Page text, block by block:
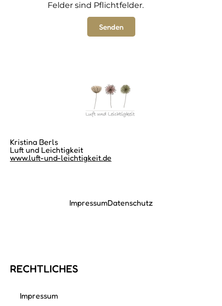
Felder sind Pflichtfelder.
Senden
Kristina Berls
Luft und Leichtigkeit
www.luft-und-leichtigkeit.de
ImpressumDatenschutz
RECHTLICHES
Impressum